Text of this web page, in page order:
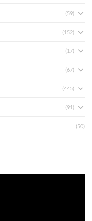
(59)
(152)
(17)
(67)
(445)
(91)
(50)